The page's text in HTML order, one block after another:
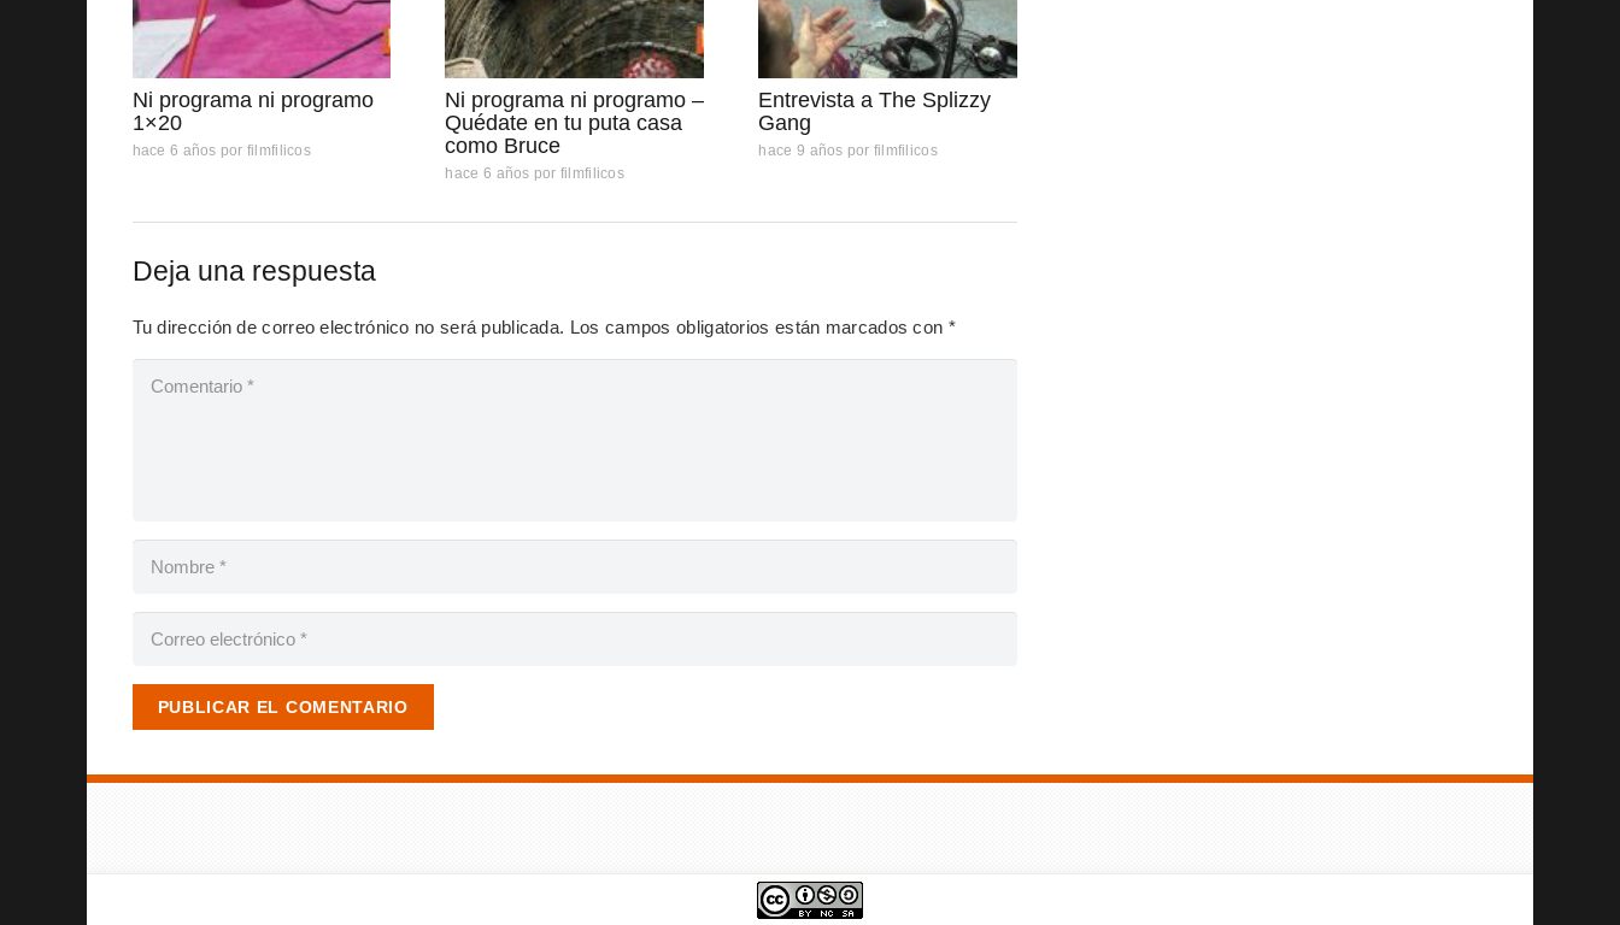
Ni programa ni programo
1×20
hace 6 años por filmfilicos
Ni programa ni programo –
Quédate en tu puta casa
como Bruce
hace 6 años por filmfilicos
Entrevista a The Splizzy
Gang
hace 9 años por filmfilicos
Deja una respuesta
Tu dirección de correo electrónico no será publicada. Los campos obligatorios están marcados con *
PUBLICAR EL COMENTARIO